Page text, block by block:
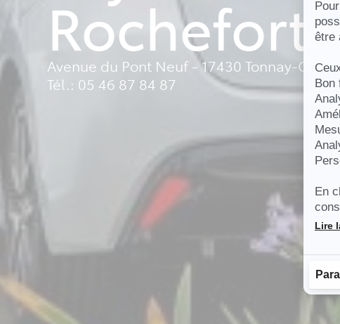
être
Bon
En
Lire
Rochefort
Avenue du Pont Neuf - 17430 Tonnay-
Tél.: 05 46 87 84 87